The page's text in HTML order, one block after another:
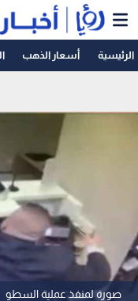
الرئيسية أسعار الذهب
صورة لمنفذ عملية السطو